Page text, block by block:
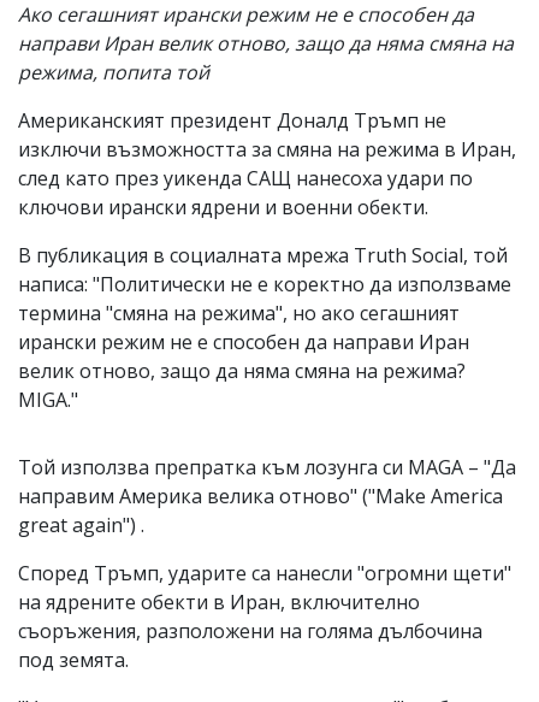
въвеждат
от
читателите
и
редакцията
не
носи
отговорност
тях!
откриете
обиден
вас
коментар,
моля
сигнализирайте
ни!
Ако сегашният ирански режим не е способен да
направи Иран велик отново, защо да няма смяна на
режима, попита той
Американският президент Доналд Тръмп не
изключи възможността за смяна на режима в Иран,
след като през уикенда САЩ нанесоха удари по
ключови ирански ядрени и военни обекти.
В публикация в социалната мрежа Truth Social, той
написа: "Политически не е коректно да използваме
термина "смяна на режима", но ако сегашният
ирански режим не е способен да направи Иран
велик отново, защо да няма смяна на режима?
MIGA."
Той използва препратка към лозунга си MAGA – "Да
направим Америка велика отново" ("Make America
great again") .
Според Тръмп, ударите са нанесли "огромни щети"
на ядрените обекти в Иран, включително
съоръжения, разположени на голяма дълбочина
под земята.